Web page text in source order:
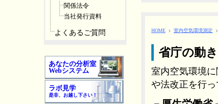
関係法令
当社発行資料
よくあるご質問
あなたの分析室
Webシステム
ラボ見学
是非、お越し下さい！
HOME 室内空気環境測定
省庁の動き
室内空気環境
や法改正を行